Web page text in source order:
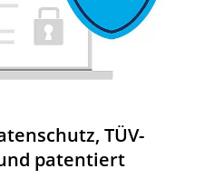
TÜV-
patentiert